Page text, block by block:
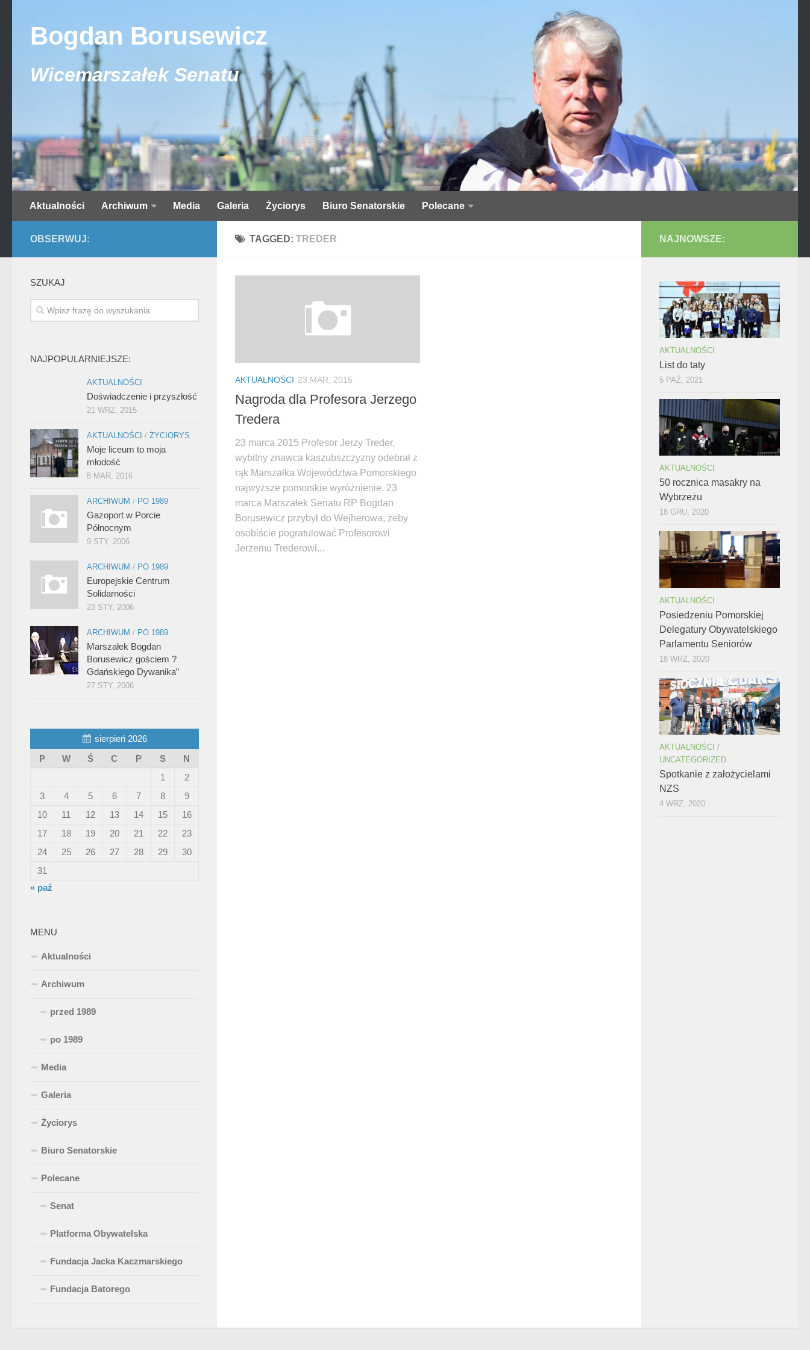
Bogdan Borusewicz
Wicemarszałek Senatu
Aktualności Archiwum Media Galeria Życiorys Biuro Senatorskie Polecane
TAGGED: TREDER
AKTUALNOŚCI 23 MAR, 2015
Nagroda dla Profesora Jerzego
Tredera
23 marca 2015 Profesor Jerzy Treder,
wybitny znawca kaszubszczyzny odebrał z
rąk Marszałka Województwa Pomorskiego
najwyższe pomorskie wyróżnienie. 23
marca Marszałek Senatu RP Bogdan
Borusewicz przybył do Wejherowa, żeby
osobiście pogratulować Profesorowi
Jerzemu Trederowi...
OBSERWUJ:
SZUKAJ
NAJPOPULARNIEJSZE:
AKTUALNOŚCI
Doświadczenie i przyszłość
21 WRZ, 2015
AKTUALNOŚCI / ŻYCIORYS
Moje liceum to moja
młodość
8 MAR, 2016
ARCHIWUM / PO 1989
Gazoport w Porcie
Północnym
9 STY, 2006
ARCHIWUM / PO 1989
Europejskie Centrum
Solidarności
23 STY, 2006
ARCHIWUM / PO 1989
Marszałek Bogdan
Borusewicz gościem ?
Gdańskiego Dywanika”
27 STY, 2006
sierpień 2026
P
W Ś C P S
N
1
2
3
4 5 6 7 8
9
10
11 12 13 14 15
16
17
18 19 20 21 22
23
24
25 26 27 28 29
30
31
« paź
MENU
Aktualności
Archiwum
przed 1989
po 1989
Media
Galeria
Życiorys
Biuro Senatorskie
Polecane
Senat
Platforma Obywatelska
Fundacja Jacka Kaczmarskiego
Fundacja Batorego
NAJNOWSZE:
AKTUALNOŚCI
List do taty
5 PAŹ, 2021
AKTUALNOŚCI
50 rocznica masakry na
Wybrzeżu
18 GRU, 2020
AKTUALNOŚCI
Posiedzeniu Pomorskiej
Delegatury Obywatelskiego
Parlamentu Seniorów
18 WRZ, 2020
AKTUALNOŚCI /
UNCATEGORIZED
Spotkanie z założycielami
NZS
4 WRZ, 2020